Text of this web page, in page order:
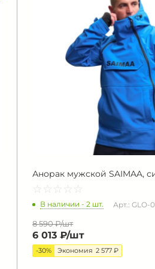
Анорак мужской SAIMAA,
☆ ☆ ☆ ☆ ☆
★ ★ ★ ★ ★
В наличии - 2 шт. Арт.: GLO-
8 590 ₽/шт
6 013 ₽/шт
-30% Экономия 2 577 ₽